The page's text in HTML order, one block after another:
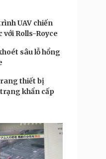
UAV chiến
với Rolls-Royce
sâu lỗ hổng
thiết bị
khẩn cấp